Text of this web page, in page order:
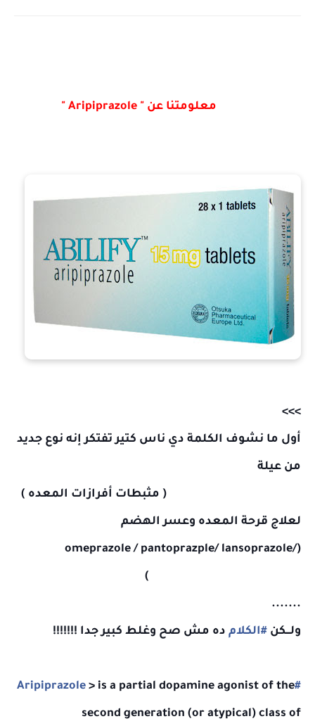
معلومتنا عن " Aripiprazole "
>>>
أول ما نشوف الكلمة دي ناس كتير تفتكر إنه نوع جديد
من عيلة
Proton pump inhibitors ( مثبطات أفرازات المعده )
لعلاج قرحة المعده وعسر الهضم
(omeprazole / pantoprazple/ lansoprazole/
.......
ولـــكن #الكلام ده مش صح وغلط كبير جدا !!!!!!!
#Aripiprazole
> is a partial dopamine agonist of the
second generation (or atypical) class of